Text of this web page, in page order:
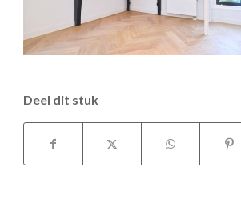
Deel dit stuk